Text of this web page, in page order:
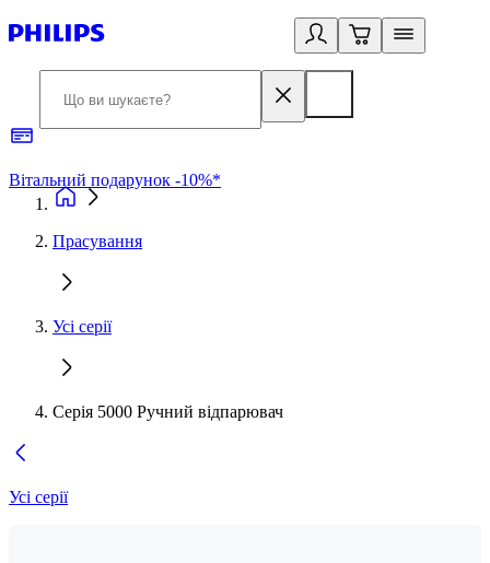
Вітальний подарунок -10%*
Прасування
Усі серії
Серія 5000 Ручний відпарювач
Усі серії